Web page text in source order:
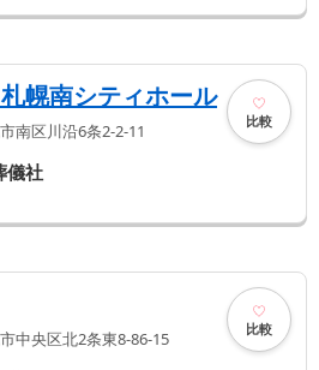
幌南シティホール
南区川沿6条2-2-11 比較
儀社
中央区北2条東8-86-15 比較